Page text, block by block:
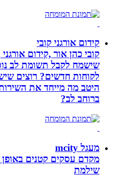
קידום אורגני קובי
קובי כהן אור ,קידום אורגני
שישמח לקבל תשומת לב
לקוחות חדשים? רוצים
היטב מה מייחד את השירות
ברוחב לב?
מעגל mcity
מקדם עסקים קטנים באופן
שילמת